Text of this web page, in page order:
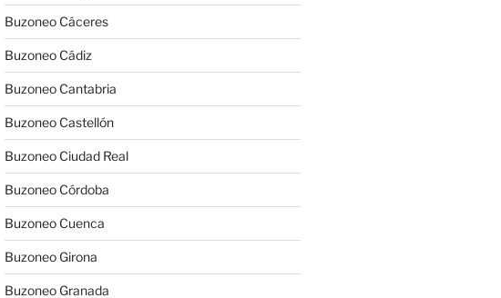
Buzoneo Cáceres
Buzoneo Cádiz
Buzoneo Cantabria
Buzoneo Castellón
Buzoneo Ciudad Real
Buzoneo Córdoba
Buzoneo Cuenca
Buzoneo Girona
Buzoneo Granada